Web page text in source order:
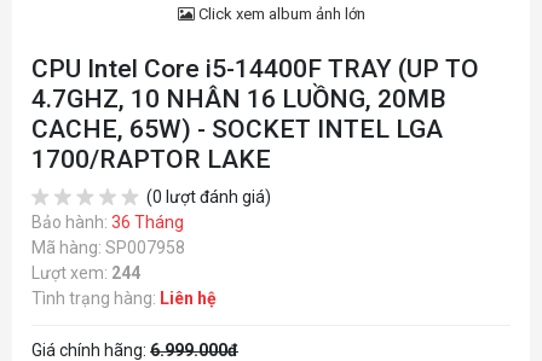
Click xem album ảnh lớn
CPU Intel Core i5-14400F TRAY (UP TO
4.7GHZ, 10 NHÂN 16 LUỒNG, 20MB
CACHE, 65W) - SOCKET INTEL LGA
1700/RAPTOR LAKE
(0 lượt đánh giá)
Bảo hành: 36 Tháng
Mã hàng: SP007958
Lượt xem: 244
Tình trạng hàng: Liên hệ
Giá chính hãng: 6.999.000đ